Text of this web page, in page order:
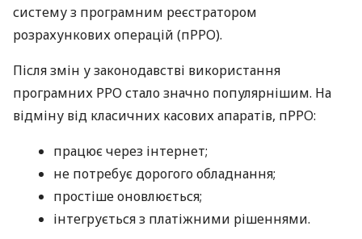
систему з програмним реєстратором
розрахункових операцій (пРРО).
Після змін у законодавстві використання
програмних РРО стало значно популярнішим. На
відміну від класичних касових апаратів, пРРО:
працює через інтернет;
не потребує дорогого обладнання;
простіше оновлюється;
інтегрується з платіжними рішеннями.